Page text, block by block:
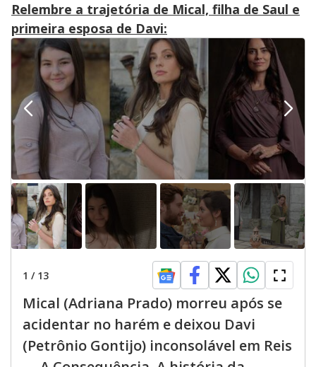
Relembre a trajetória de Mical, filha de Saul e
primeira esposa de Davi:
1 / 13
Mical (Adriana Prado) morreu após se
acidentar no harém e deixou Davi
(Petrônio Gontijo) inconsolável em Reis